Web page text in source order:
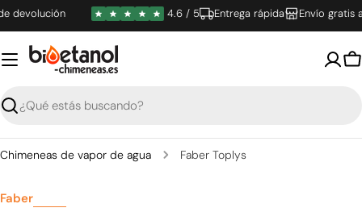
Saltar
al
contenido
4.6 / 5 Entrega rápida Envío gratis a
Buscar
Chimeneas de vapor de agua Faber Toplys
Faber